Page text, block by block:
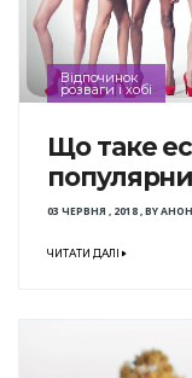
Відпочинок
розваги і хобі
Що таке
03 ЧЕРВНЯ , 2018,BY
ЧИТАТИ ДАЛІ